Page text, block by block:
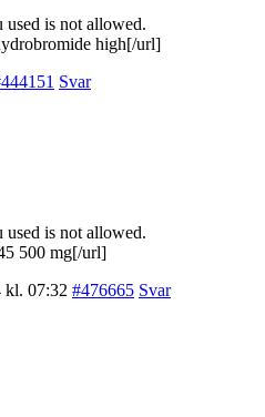
is not allowed.
high[/url]
Svar
is not allowed.
500 mg[/url]
kl. 07:32 #476665 Svar